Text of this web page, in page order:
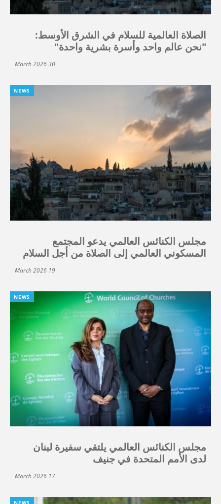
الصلاة العالمية للسلام في الشرق الأوسط:
"نحن عالم واحد وأسرة بشرية واحدة"
30 March 2026
NEWS
مجلس الكنائس العالمي يدعو المجتمع
المسكوني العالمي إلى الصلاة من أجل السلام
19 March 2026
NEWS
مجلس الكنائس العالمي يلتقي سفيرة لبنان
لدى الأمم المتحدة في جنيف
17 March 2026
NEWS